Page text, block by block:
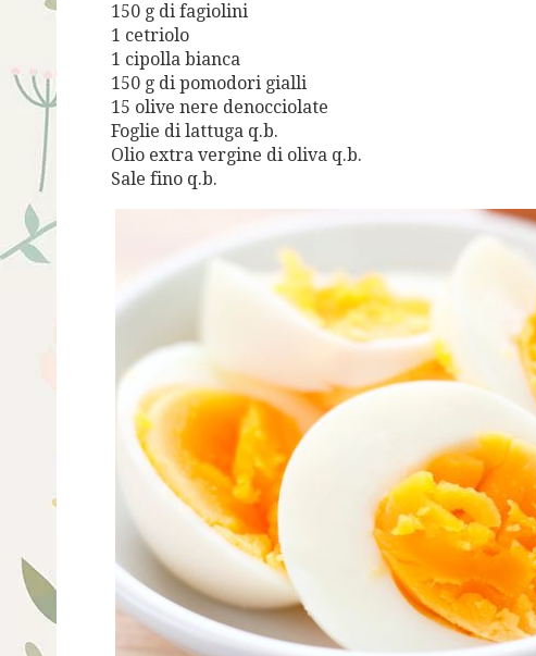
150 g di fagiolini
1 cetriolo
1 cipolla bianca
150 g di pomodori gialli
15 olive nere denocciolate
Foglie di lattuga q.b.
Olio extra vergine di oliva q.b.
Sale fino q.b.